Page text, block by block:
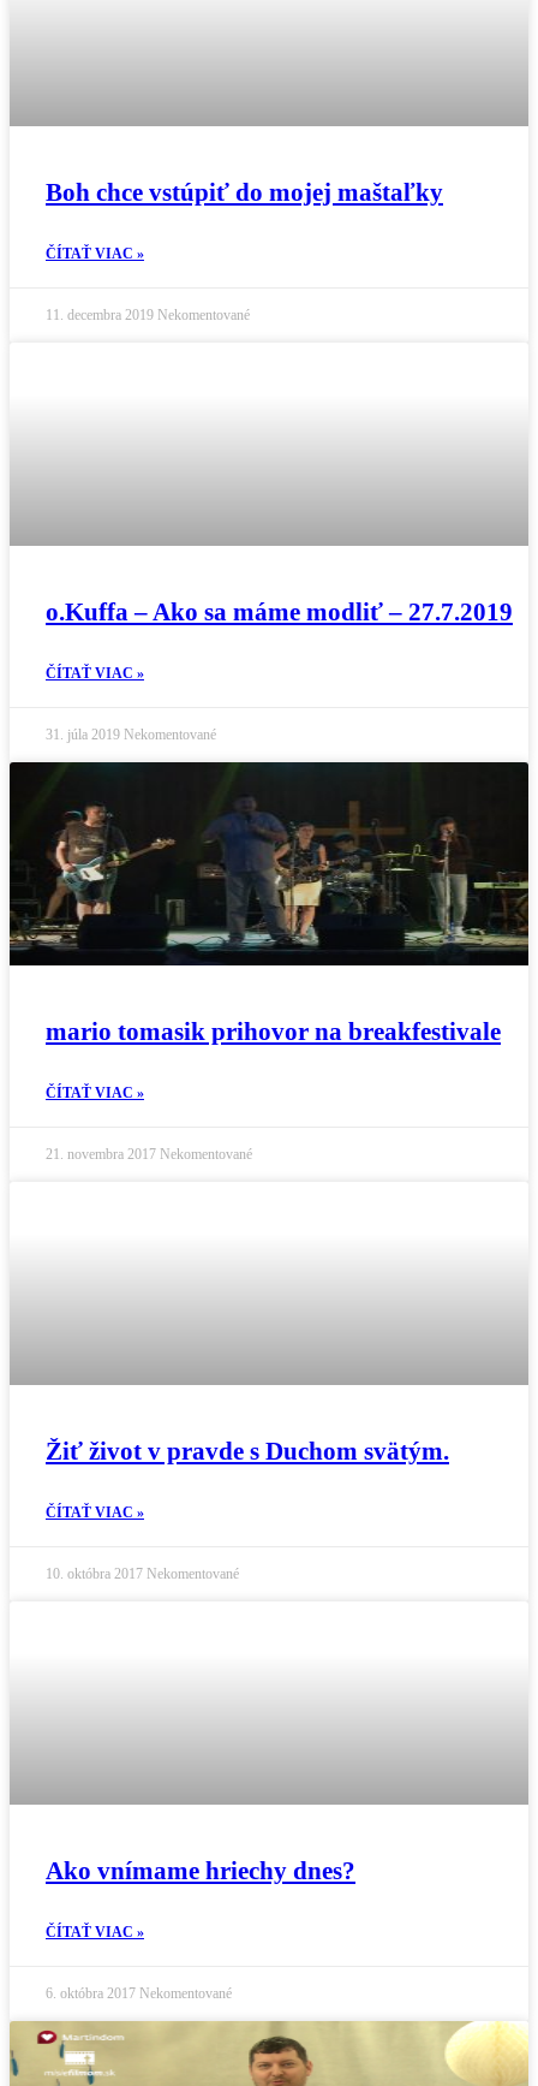
Boh chce vstúpiť do mojej maštaľky
ČÍTAŤ VIAC »
11. decembra 2019 Nekomentované
o.Kuffa – Ako sa máme modliť – 27.7.2019
ČÍTAŤ VIAC »
31. júla 2019 Nekomentované
mario tomasik prihovor na breakfestivale
ČÍTAŤ VIAC »
21. novembra 2017 Nekomentované
Žiť život v pravde s Duchom svätým.
ČÍTAŤ VIAC »
10. októbra 2017 Nekomentované
Ako vnímame hriechy dnes?
ČÍTAŤ VIAC »
6. októbra 2017 Nekomentované